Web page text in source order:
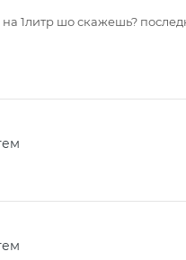
1литр шо скажешь?